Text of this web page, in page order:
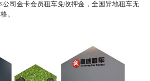
公司金卡会员租车免收押金，全国异地租车无
。